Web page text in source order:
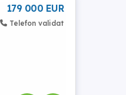
179 000 EUR
Telefon validat